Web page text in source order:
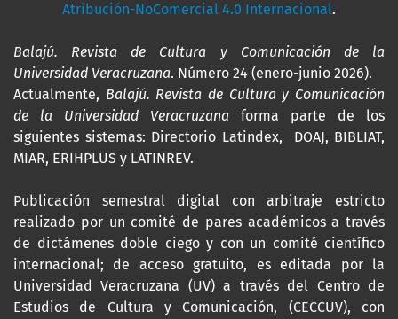
Atribución-NoComercial 4.0 Internacional.
Balajú. Revista de Cultura y Comunicación de la
Universidad Veracruzana. Número 24 (enero-junio 2026).
Actualmente, Balajú. Revista de Cultura y Comunicación
de la Universidad Veracruzana forma parte de los
siguientes sistemas: Directorio Latindex, DOAJ, BIBLIAT,
MIAR, ERIHPLUS y LATINREV.
Publicación semestral digital con arbitraje estricto
realizado por un comité de pares académicos a través
de dictámenes doble ciego y con un comité científico
internacional; de acceso gratuito, es editada por la
Universidad Veracruzana (UV) a través del Centro de
Estudios de Cultura y Comunicación, (CECCUV), con